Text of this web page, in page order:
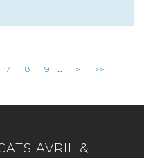
7 8 9 ... > >>
AVRIL &